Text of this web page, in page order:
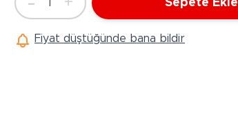
Ürünleri
Akülü Araçlar
Adet
1 Sepete Ekle
Fiyat düştüğünde bana bildir